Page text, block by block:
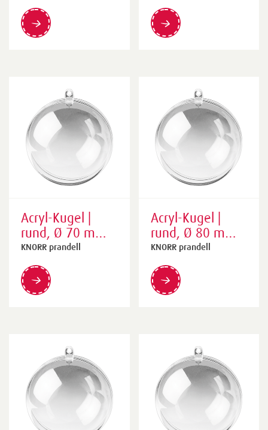
Acryl-Kugel |
rund, Ø 70 mm,
transparent
KNORR prandell
Acryl-Kugel |
rund, Ø 80 mm,
transparent
KNORR prandell